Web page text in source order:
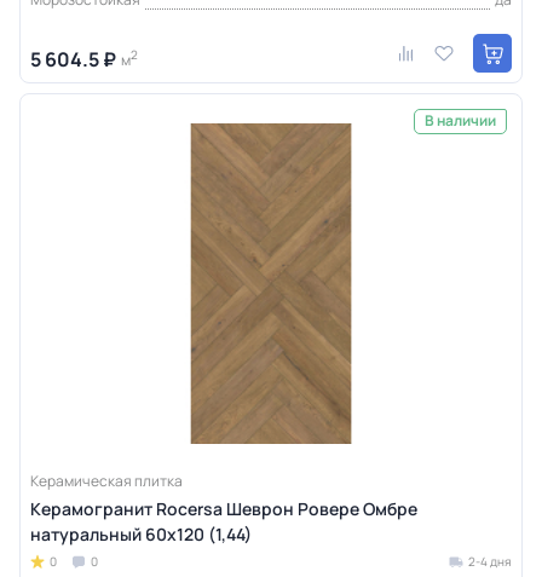
5 604.5 ₽ м2
В наличии
Керамическая плитка
Керамогранит Rocersa Шеврон Ровере Омбре
натуральный 60x120 (1,44)
0 0 2-4 дня